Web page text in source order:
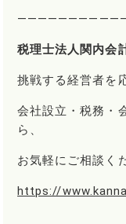
税理士法人関内会
挑戦する経営者を
会社設立・税務・
ら、
お気軽にご相談く
https://